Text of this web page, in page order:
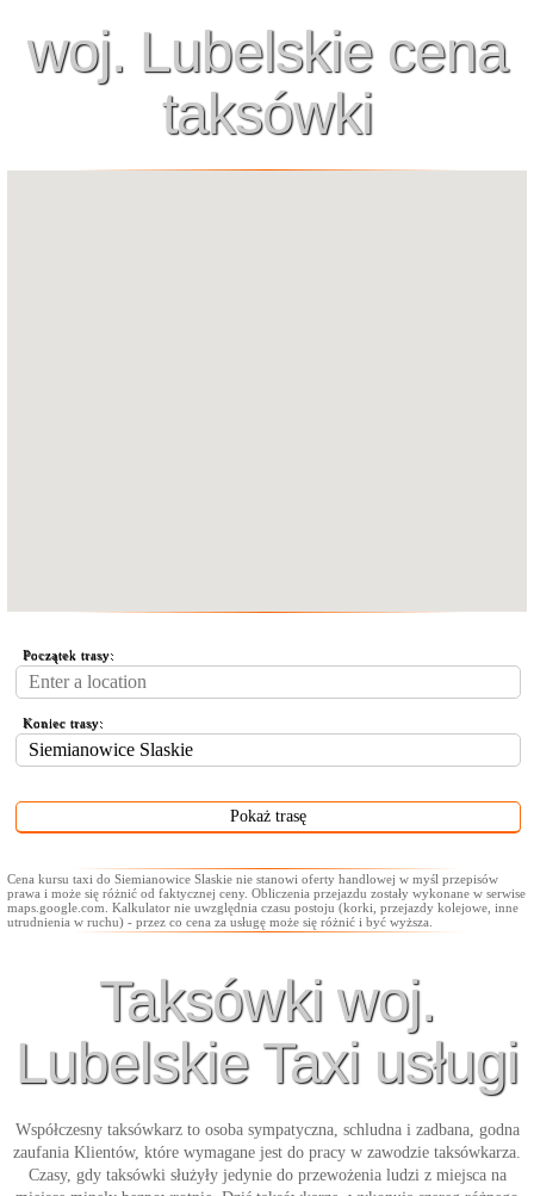
woj. Lubelskie cena
taksówki
Początek trasy:
Koniec trasy:
Cena kursu taxi do Siemianowice Slaskie nie stanowi oferty handlowej w myśl przepisów
prawa i może się różnić od faktycznej ceny. Obliczenia przejazdu zostały wykonane w serwise
maps.google.com. Kalkulator nie uwzględnia czasu postoju (korki, przejazdy kolejowe, inne
utrudnienia w ruchu) - przez co cena za usługę może się różnić i być wyższa.
Taksówki woj.
Lubelskie Taxi usługi
Współczesny taksówkarz to osoba sympatyczna, schludna i zadbana, godna
zaufania Klientów, które wymagane jest do pracy w zawodzie taksówkarza.
Czasy, gdy taksówki służyły jedynie do przewożenia ludzi z miejsca na